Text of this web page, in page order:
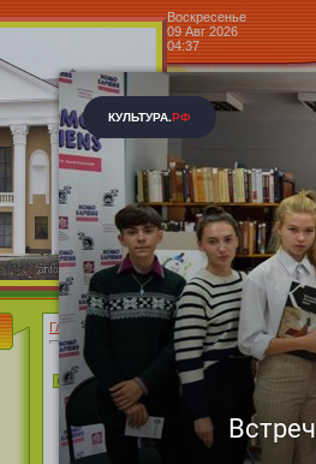
Воскресенье
09 Авг 2026
04:37
Центр
Блог »
Главная Декабрь » 12
Выставка
нашей